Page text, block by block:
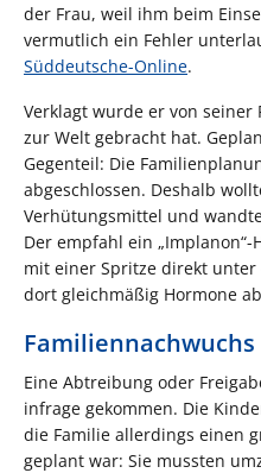
der Frau, weil ihm beim
vermutlich ein Fehler
Süddeutsche-Online.
Verklagt wurde er von
zur Welt gebracht hat.
Gegenteil: Die
abgeschlossen. Deshalb
Verhütungsmittel und
Der empfahl ein
mit einer Spritze direkt
dort gleichmäßig Hormone
Eine Abtreibung oder
infrage gekommen. Die
die Familie allerdings einen
geplant war: Sie mussten